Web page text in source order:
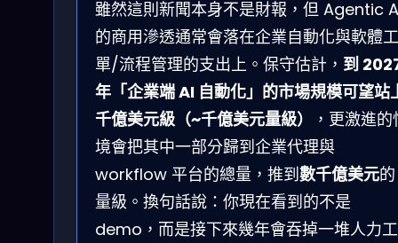
雖然這則新聞本身不是財報，但 Agentic
的商用滲透通常會落在企業自動化與軟體工
單/流程管理的支出上。保守估計， 到
年「企業端 AI 自動化」的市場規模可望站
千億美元級（~千億美元量級）
，更激進的
境會把其中一部分歸到企業代理與
workflow 平台的總量，推到數千億美元的
量級。換句話說：你現在看到的不是
demo，而是接下來幾年會吞掉一堆人力工